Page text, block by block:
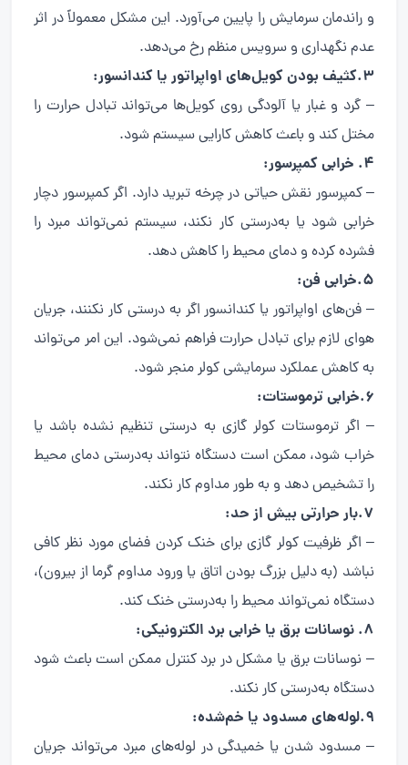
و راندمان سرمایش را پایین می‌آورد. این مشکل معمولاً در اثر
عدم نگهداری و سرویس منظم رخ می‌دهد.
3.کثیف بودن کویل‌های اواپراتور یا کندانسور:
– گرد و غبار یا آلودگی روی کویل‌ها می‌تواند تبادل حرارت را
مختل کند و باعث کاهش کارایی سیستم شود.
4. خرابی کمپرسور:
– کمپرسور نقش حیاتی در چرخه تبرید دارد. اگر کمپرسور دچار
خرابی شود یا به‌درستی کار نکند، سیستم نمی‌تواند مبرد را
فشرده کرده و دمای محیط را کاهش دهد.
5.خرابی فن:
– فن‌های اواپراتور یا کندانسور اگر به درستی کار نکنند، جریان
هوای لازم برای تبادل حرارت فراهم نمی‌شود. این امر می‌تواند
به کاهش عملکرد سرمایشی کولر منجر شود.
6.خرابی ترموستات:
– اگر ترموستات کولر گازی به درستی تنظیم نشده باشد یا
خراب شود، ممکن است دستگاه نتواند به‌درستی دمای محیط
را تشخیص دهد و به طور مداوم کار نکند.
7.بار حرارتی بیش از حد:
– اگر ظرفیت کولر گازی برای خنک کردن فضای مورد نظر کافی
نباشد (به دلیل بزرگ بودن اتاق یا ورود مداوم گرما از بیرون)،
دستگاه نمی‌تواند محیط را به‌درستی خنک کند.
8. نوسانات برق یا خرابی برد الکترونیکی:
– نوسانات برق یا مشکل در برد کنترل ممکن است باعث شود
دستگاه به‌درستی کار نکند.
9.لوله‌های مسدود یا خم‌شده:
– مسدود شدن یا خمیدگی در لوله‌های مبرد می‌تواند جریان